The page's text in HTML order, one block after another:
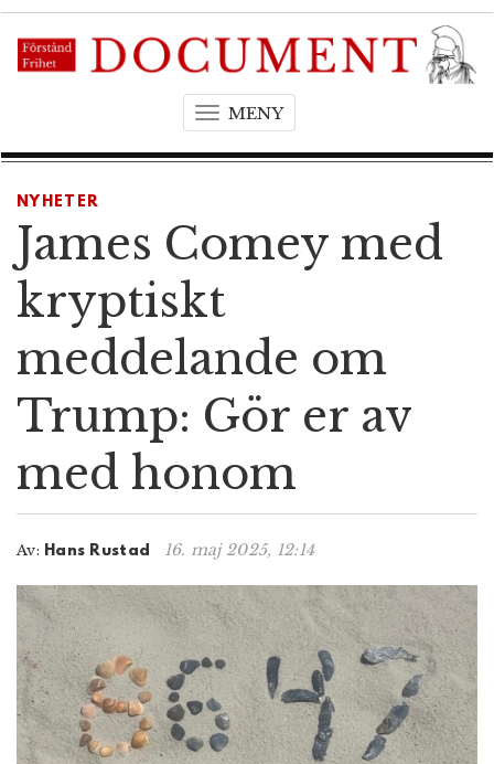
MENYT
g
e
i
g
a
t
i
o
n
NYHETER
James Comey med
kryptiskt
meddelande om
Trump: Gör er av
med honom
Av: Hans Rustad 16. maj 2025, 12:14